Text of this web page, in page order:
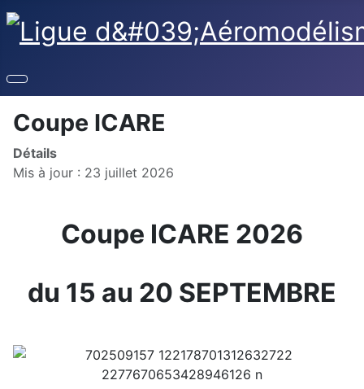
Coupe ICARE
Détails
Mis à jour : 23 juillet 2026
Coupe ICARE 2026
du 15 au 20 SEPTEMBRE